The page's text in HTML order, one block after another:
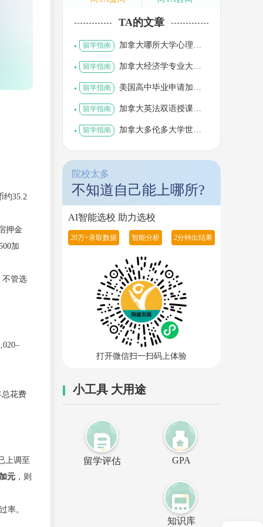
约35.2
押金
加
不管选
总花费
上调至
元 ，则
率。
TA的文章
留学指南
加拿大哪所大学心理学
留学指南
加拿大经济学专业大学
留学指南
美国高中毕业申请加拿
留学指南
加拿大英法双语授课大
留学指南
加拿大多伦多大学世界
院校太多
不知道自己能上哪所?
AI智能选校 助力选校
20万+录取数据 智能分析 2分钟出结果
打开微信扫一扫码上体验
小工具 大用途
留学评估 GPA
知识库